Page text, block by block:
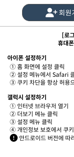
회원
[로
휴대
아이폰 설정하기
① 홈 화면에 설정 클릭
② 설정 메뉴에서 Safari
③ 쿠키 차단을 항상 허용
갤럭시 설정하기
① 인터넷 브라우저 열기
② 더보기 메뉴 클릭
③ 설정 메뉴 클릭
④ 개인정보 보호에서 쿠키
안드로이드 버전에 따